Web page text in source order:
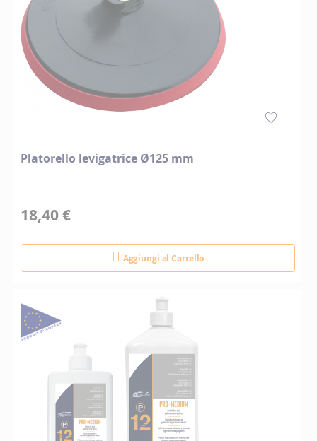
Platorello levigatrice Ø125 mm
18,40 €
Aggiungi al Carrello